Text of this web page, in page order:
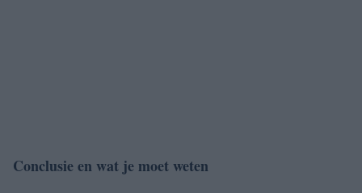
Conclusie en wat je moet weten